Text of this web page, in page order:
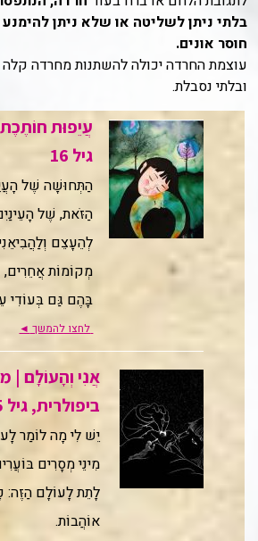
עֲיֵפוּת
גיל 16
הַתְּחוּשָׁה שֶׁל
הַזֹּאת, שֶׁל
לְהֵעָצֵם
מְקוֹמוֹת
בָּהֶם גַּם בְּעוֹדִי
לחצו להמשך ◄
אֲנִי וְהָעוֹלָם |
ביפולרית, גיל 15
יֵשׁ לִי מָה לוֹמַר
מִינֵי מְסָרִים
לָתֵת לָעוֹלָם הַזֶּה:
אוֹהֲבוֹת.
בלתי ניתן לשליטה או שלא ניתן
חוסר אונים.
עוצמת החרדה יכולה להשתנות מחרדה קלה
ובלתי נסבלת.